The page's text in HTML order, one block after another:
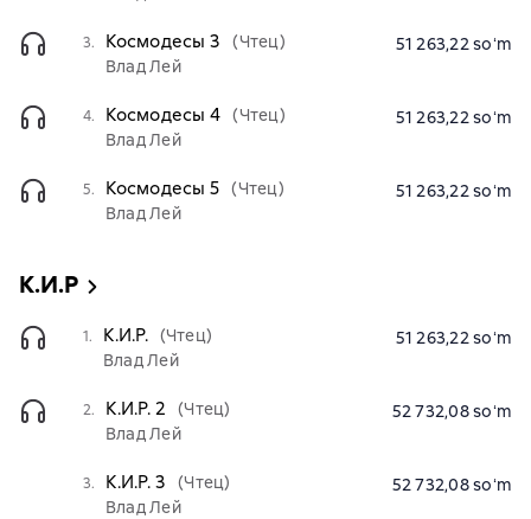
3. Космодесы 3
(Чтец)
Влад Лей
51 263,22 soʻm
4. Космодесы 4 (Чтец)
Влад Лей
51 263,22 soʻm
5. Космодесы 5 (Чтец)
Влад Лей
51 263,22 soʻm
К.И.Р
1. К.И.Р. (Чтец)
Влад Лей
51 263,22 soʻm
2. К.И.Р. 2
(Чтец)
Влад Лей
52 732,08 soʻm
3. К.И.Р. 3
(Чтец)
Влад Лей
52 732,08 soʻm